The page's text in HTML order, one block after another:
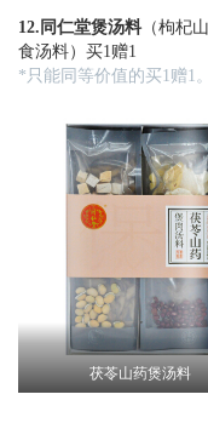
12.同仁堂煲汤料（枸杞
食汤料）买1赠1
*只能同等价值的买1赠1。
茯苓山药煲汤料